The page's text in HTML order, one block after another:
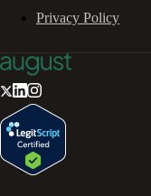
Privacy Policy